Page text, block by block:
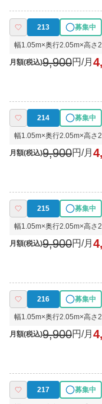
213 募集中
幅1.05m×奥行2.05m×高さ
月額(税込)9,900円/月
214 募集中
幅1.05m×奥行2.05m×高さ
月額(税込)9,900円/月
215 募集中
幅1.05m×奥行2.05m×高さ
月額(税込)9,900円/月
216 募集中
幅1.05m×奥行2.05m×高さ
月額(税込)9,900円/月
217 募集中